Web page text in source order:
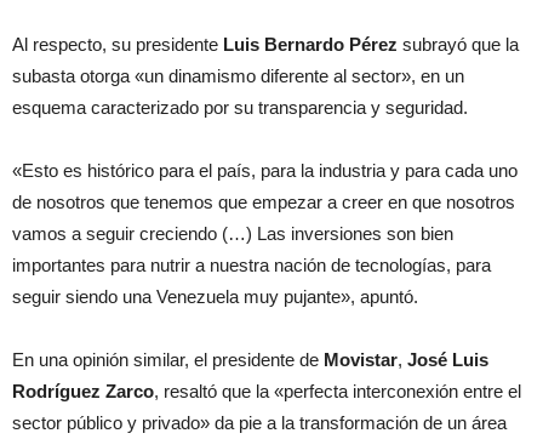
Al respecto, su presidente Luis Bernardo Pérez subrayó que la
subasta otorga «un dinamismo diferente al sector», en un
esquema caracterizado por su transparencia y seguridad.
«Esto es histórico para el país, para la industria y para cada uno
de nosotros que tenemos que empezar a creer en que nosotros
vamos a seguir creciendo (…) Las inversiones son bien
importantes para nutrir a nuestra nación de tecnologías, para
seguir siendo una Venezuela muy pujante», apuntó.
En una opinión similar, el presidente de Movistar, José Luis
Rodríguez Zarco, resaltó que la «perfecta interconexión entre el
sector público y privado» da pie a la transformación de un área